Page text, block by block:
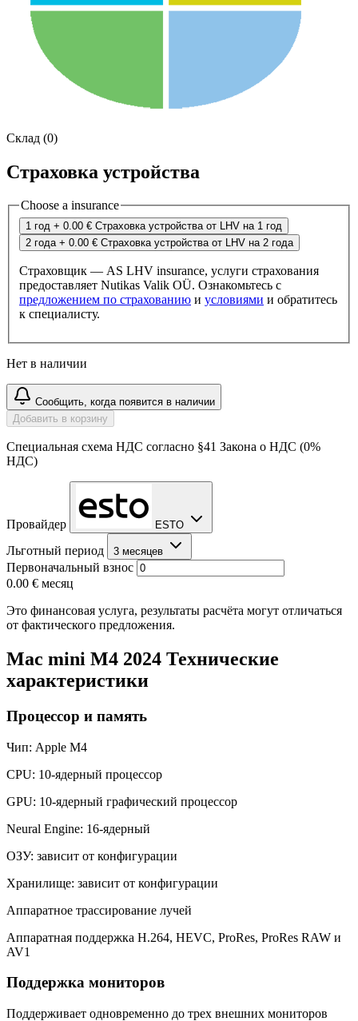
Склад (0)
Страховка устройства
Choose a insurance
1 год + 0.00 € Страховка устройства от LHV на 1 год
2 года + 0.00 € Страховка устройства от LHV на 2 года
Страховщик — AS LHV insurance, услуги страхования
предоставляет Nutikas Valik OÜ. Ознакомьтесь с
предложением по страхованию и условиями и обратитесь
к специалисту.
Нет в наличии
Сообщить, когда появится в наличии
Добавить в корзину
Специальная схема НДС согласно §41 Закона о НДС (0%
НДС)
Провайдер ESTO
Льготный период 3 месяцев
Первоначальный взнос
0.00 € месяц
Это финансовая услуга, результаты расчёта могут отличаться
от фактического предложения.
Mac mini M4 2024 Технические
характеристики
Процессор и память
Чип: Apple M4
CPU: 10-ядерный процессор
GPU: 10-ядерный графический процессор
Neural Engine: 16-ядерный
ОЗУ: зависит от конфигурации
Хранилище: зависит от конфигурации
Аппаратное трассирование лучей
Aппаратная поддержка H.264, HEVC, ProRes, ProRes RAW и
AV1
Поддержка мониторов
Поддерживает одновременно до трех внешних мониторов